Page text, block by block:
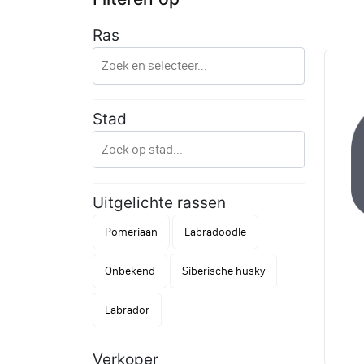
Ras
Stad
Uitgelichte rassen
Pomeriaan Labradoodle
Onbekend Siberische husky
Labrador
Verkoper